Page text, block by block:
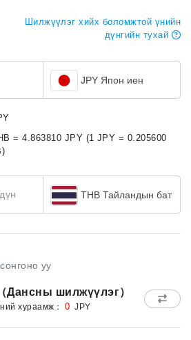
Шилжүүлэг хийх боломжтой үнийн
дүнгийн тухай
JPY Япон иен
= 4.863810 JPY (1 JPY = 0.205600
THB Тайландын бат
уу
Дансны шилжүүлэг）
хураамж： 0 JPY